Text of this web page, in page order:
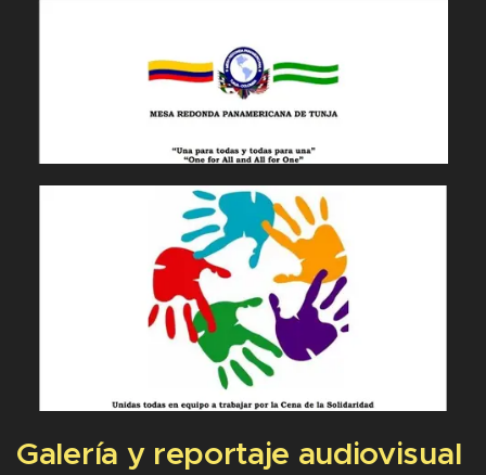
Galería y reportaje audiovisual